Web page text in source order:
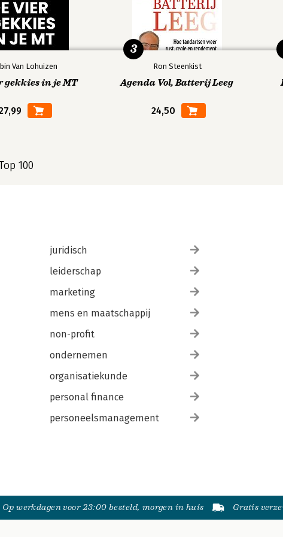
Van Lohuizen
gekkies in je MT
Ron Steenkist
Agenda Vol, Batterij Leeg
24,50
3
100
juridisch
leiderschap
marketing
mens en maatschappij
non-profit
ondernemen
organisatiekunde
personal finance
personeelsmanagement
Op werkdagen voor 23:00 besteld, morgen in huis Gratis